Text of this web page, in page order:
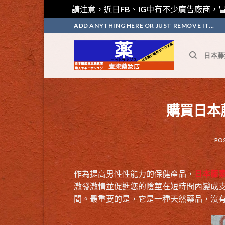
請注意，近日FB、IG中有不少廣告廠商，
to
ADD ANYTHING HERE OR JUST REMOVE IT...
日本
購買日本
作為提高男性性能力的保健產品， 日本藤
激發激情並促進您的陰莖在短時間內變成
間。最重要的是，它是一種天然藥品，沒